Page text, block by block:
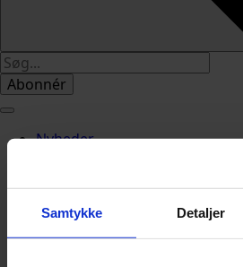
Samtykke Detaljer
Abonnér
Nyheder
Kendte
Sundhed